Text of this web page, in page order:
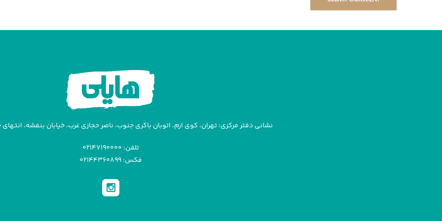
نشانی دفتر مرکزی: تهران، کوی ارم، اتوبان باکری جنوب، ناصر حجازی غرب، خیابان بنفشه، انتهای
تلفن: ۰۲۱۴۷۱۹۰۰۰۰
فکس: ۰۲۱۴۴۳۶۰۸۹۹